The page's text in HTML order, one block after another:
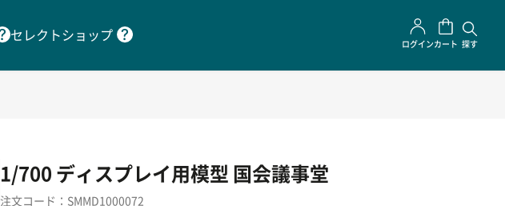
セレクトショップ ログインカート 探す
1/700 ディスプレイ用模型 国会議事堂
注文コード：SMMD1000072